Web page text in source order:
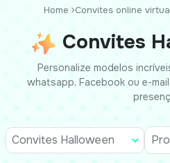
Home Convites online
Convites
Personalize modelos
whatsapp, Facebook ou e-
Convites Halloween